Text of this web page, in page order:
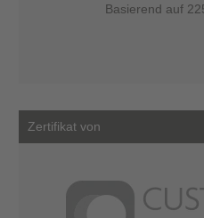
Basierend auf
Zertifikat von